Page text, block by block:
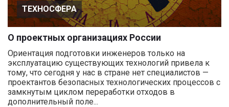
ТЕХНОСФЕРА
О проектных организациях России
Ориентация подготовки инженеров только на
эксплуатацию существующих технологий привела к
тому, что сегодня у нас в стране нет специалистов —
проектантов безопасных технологических процессов с
замкнутым циклом переработки отходов в
дополнительный поле...